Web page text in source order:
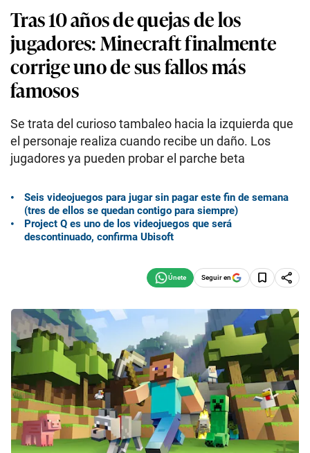
Tras 10 años de quejas de los
jugadores: Minecraft finalmente
corrige uno de sus fallos más
famosos
Se trata del curioso tambaleo hacia la izquierda que
el personaje realiza cuando recibe un daño. Los
jugadores ya pueden probar el parche beta
Seis videojuegos para jugar sin pagar este fin de semana
(tres de ellos se quedan contigo para siempre)
Project Q es uno de los videojuegos que será
descontinuado, confirma Ubisoft
Seguir en